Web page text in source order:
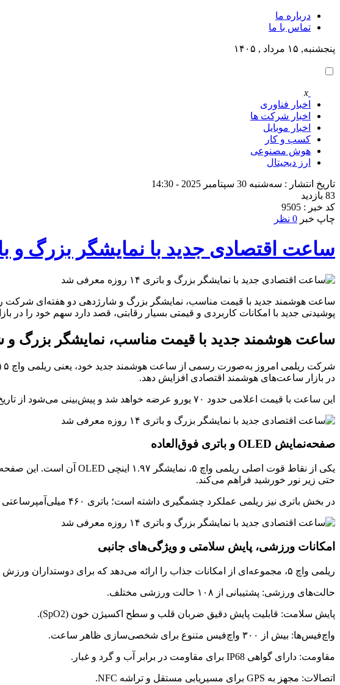
درباره ما
تماس با ما
پنجشنبه, ۱۵ مرداد , ۱۴۰۵
x
اخبار فناوری
اخبار شرکت ها
اخبار موبایل
کسب و کار
هوش مصنوعی
ارز دیجیتال
تاریخ انتشار : سه‌شنبه 30 سپتامبر 2025 - 14:30
83 بازدید
کد خبر : 9505
چاپ خبر 0 نظر
ساعت اقتصادی جدید با نمایشگر بزرگ و باتری ۱۴ روزه
پوشیدنی جدید با امکانات کاربردی و قیمتی بسیار رقابتی، قصد دارد سهم خود را در
ساعت هوشمند جدید با قیمت مناسب، نمایشگر بزرگ و
در بازار ساعت‌های هوشمند اقتصادی افزایش دهد.
این ساعت با قیمت اعلامی حدود ۷۰ یورو عرضه خواهد شد و پیش‌بینی می‌شود از تاریخ ۱۲ آبان (۳ نوامبر) وارد بازار شود.
صفحه‌نمایش OLED و باتری فوق‌العاده
حتی زیر نور خورشید فراهم می‌کند.
در بخش باتری نیز ریلمی عملکرد چشمگیری داشته است؛ باتری ۴۶۰ میلی‌آمپرساعتی این ساعت هوشمند، شارژدهی ۱۴ روزه را برای استفاده معمولی کاربران تضمین می‌کند.
امکانات ورزشی، پایش سلامتی و ویژگی‌های جانبی
ریلمی واچ ۵، مجموعه‌ای از امکانات جذاب را ارائه می‌دهد که برای دوستداران ورزش و سلامتی طراحی شده‌اند:
حالت‌های ورزشی: پشتیبانی از ۱۰۸ حالت ورزشی مختلف.
پایش سلامت: قابلیت پایش دقیق ضربان قلب و سطح اکسیژن خون (SpO2).
واچ‌فیس‌ها: بیش از ۳۰۰ واچ‌فیس متنوع برای شخصی‌سازی ظاهر ساعت.
مقاومت: دارای گواهی IP68 برای مقاومت در برابر آب و گرد و غبار.
اتصالات: مجهز به GPS برای مسیریابی مستقل و تراشه NFC.